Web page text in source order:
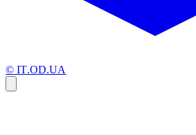
© IT.OD.UA